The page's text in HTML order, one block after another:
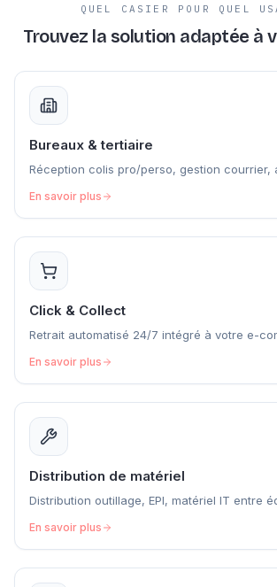
QUEL CASIER POUR QUEL
Trouvez la solution adaptée à
Bureaux & tertiaire
Réception colis pro/perso, gestion courrier,
En savoir plus
Click & Collect
Retrait automatisé 24/7 intégré à votre e-
En savoir plus
Distribution de matériel
Distribution outillage, EPI, matériel IT entre
En savoir plus